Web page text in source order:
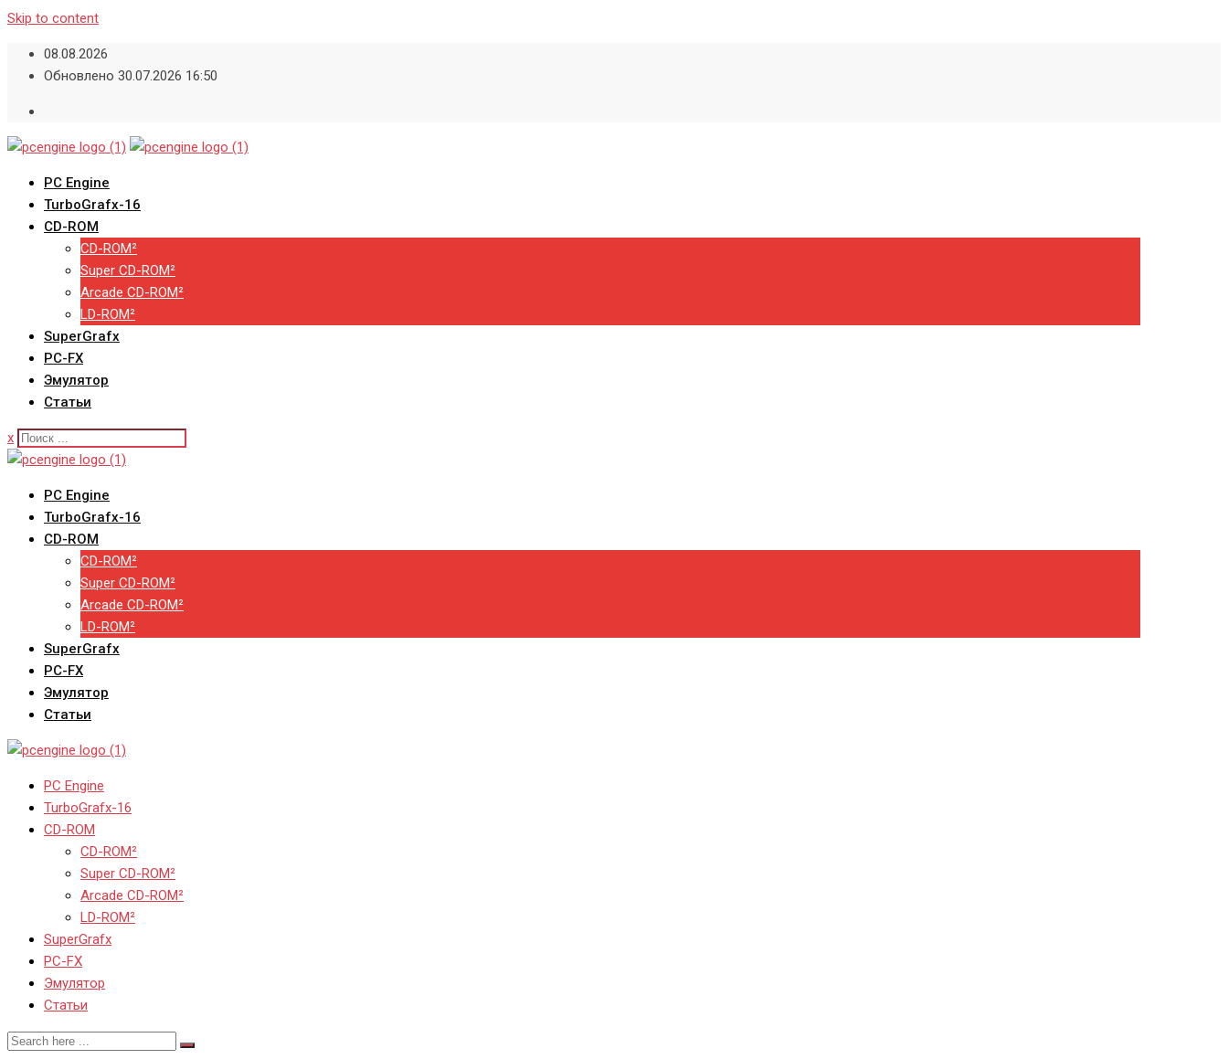
Skip to content
08.08.2026
Обновлено 30.07.2026 16:50
PC Engine
TurboGrafx-16
CD-ROM
CD-ROM²
Super CD-ROM²
Arcade CD-ROM²
LD-ROM²
SuperGrafx
PC-FX
Эмулятор
Статьи
x
PC Engine
TurboGrafx-16
CD-ROM
CD-ROM²
Super CD-ROM²
Arcade CD-ROM²
LD-ROM²
SuperGrafx
PC-FX
Эмулятор
Статьи
PC Engine
TurboGrafx-16
CD-ROM
CD-ROM²
Super CD-ROM²
Arcade CD-ROM²
LD-ROM²
SuperGrafx
PC-FX
Эмулятор
Статьи